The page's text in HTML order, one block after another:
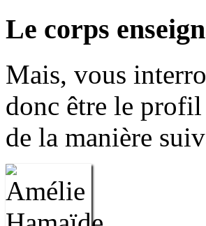
Le corps
Mais, vous
donc être le
de la manière